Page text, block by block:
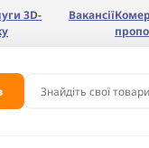
3D-
Вакансії